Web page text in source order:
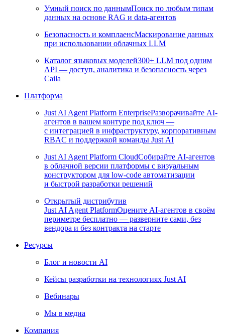
Умный поиск по даннымПоиск по любым типам
данных на основе RAG и data-агентов
Безопасность и комплаенсМаскирование данных
при использовании облачных LLM
Каталог языковых моделей300+ LLM под одним
API — доступ, аналитика и безопасность через
Caila
Платформа
Just AI Agent Platform EnterpriseРазворачивайте AI-
агентов в вашем контуре под ключ —
с интеграцией в инфраструктуру, корпоративным
RBAC и поддержкой команды Just AI
Just AI Agent Platform CloudСобирайте AI-агентов
в облачной версии платформы с визуальным
конструктором для low-code автоматизации
и быстрой разработки решений
Открытый дистрибутив
Just AI Agent PlatformОцените AI-агентов в своём
периметре бесплатно — разверните сами, без
вендора и без контракта на старте
Ресурсы
Блог и новости AI
Кейсы разработки на технологиях Just AI
Вебинары
Мы в медиа
Компания